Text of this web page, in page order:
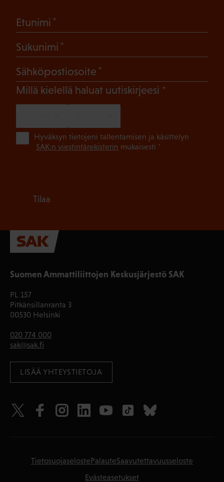
Suomen Ammattiliittojen Keskusjärjestö SAK
PL 157
Pitkänsillanranta 3
00530 Helsinki
020 774 000
sak@sak.fi
LISÄÄ YHTEYSTIETOJA
Etunimi
Sukunimi
Sähköpostiosoite
Millä kielellä haluat uutiskirjeesi (Pakollinen)
Hyväksyn tietojeni tallentamisen ja käsittelyn
SAK:n viestintärekisterin mukaisesti *
Tilaa
Tietosuojaseloste PalauteSaavutettavuusseloste
Evästeasetukset